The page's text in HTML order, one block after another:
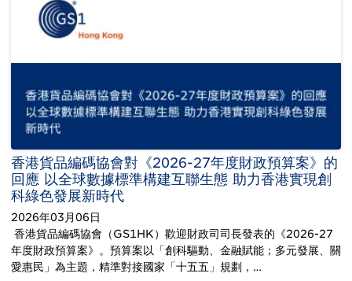
香港貨品編碼協會對《2026-27年度財政預算案》的
回應 以全球數據標準構建互聯生態 助力香港實現創
科綠色發展新時代
2026年03月06日
香港貨品編碼協會（GS1HK）歡迎財政司司長發表的《2026-27
年度財政預算案》。預算案以「創科驅動、金融賦能；多元發展、關
愛惠民」為主題，精準對接國家「十五五」規劃，…